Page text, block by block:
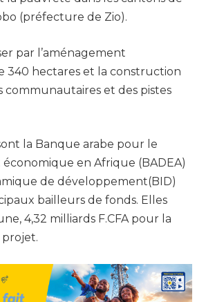
(préfecture de Zio).
par l’aménagement
340 hectares et la construction
communautaires et des pistes
la Banque arabe pour le
en Afrique (BADEA)
de développement(BID)
bailleurs de fonds. Elles
4,32 milliards F.CFA pour la
projet.